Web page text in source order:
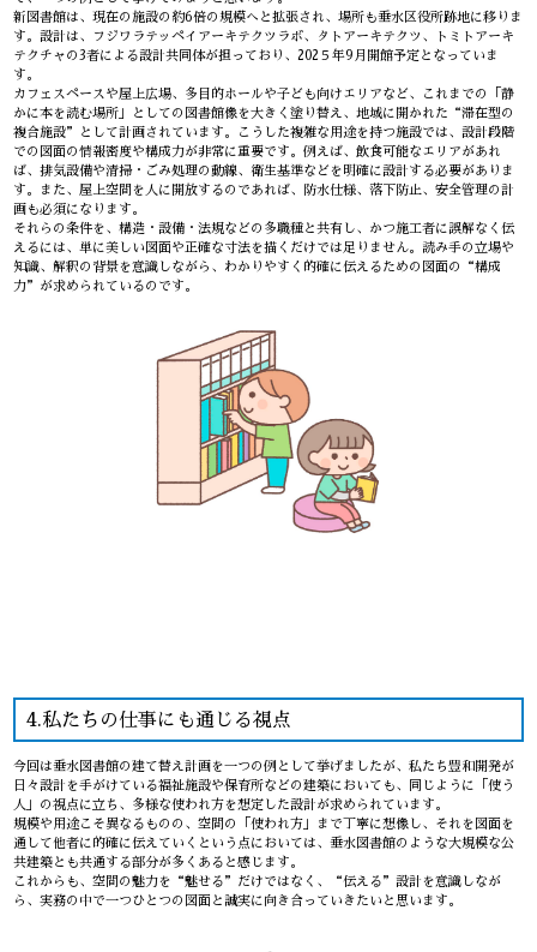
新図書館は、現在の施設の約6倍の規模へと拡張され、場所も垂水区役所跡地に移りま
す。設計は、フジワラテッペイアーキテクツラボ、タトアーキテクツ、トミトアーキ
テクチャの3者による設計共同体が担っており、202５年9月開館予定となっていま
す。
カフェスペースや屋上広場、多目的ホールや子ども向けエリアなど、これまでの「静
かに本を読む場所」としての図書館像を大きく塗り替え、地域に開かれた“滞在型の
複合施設”として計画されています。こうした複雑な用途を持つ施設では、設計段階
での図面の情報密度や構成力が非常に重要です。例えば、飲食可能なエリアがあれ
ば、排気設備や清掃・ごみ処理の動線、衛生基準などを明確に設計する必要がありま
す。また、屋上空間を人に開放するのであれば、防水仕様、落下防止、安全管理の計
画も必須になります。
それらの条件を、構造・設備・法規などの多職種と共有し、かつ施工者に誤解なく伝
えるには、単に美しい図面や正確な寸法を描くだけでは足りません。読み手の立場や
知識、解釈の背景を意識しながら、わかりやすく的確に伝えるための図面の“構成
力”が求められているのです。
4.私たちの仕事にも通じる視点
今回は垂水図書館の建て替え計画を一つの例として挙げましたが、私たち豊和開発が
日々設計を手がけている福祉施設や保育所などの建築においても、同じように「使う
人」の視点に立ち、多様な使われ方を想定した設計が求められています。
規模や用途こそ異なるものの、空間の「使われ方」まで丁寧に想像し、それを図面を
通して他者に的確に伝えていくという点においては、垂水図書館のような大規模な公
共建築とも共通する部分が多くあると感じます。
これからも、空間の魅力を“魅せる”だけではなく、“伝える”設計を意識しなが
ら、実務の中で一つひとつの図面と誠実に向き合っていきたいと思います。